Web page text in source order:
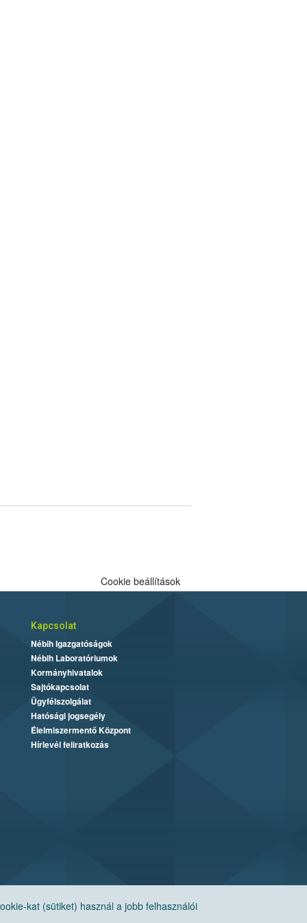
kat (sütiket) használ a jobb felhasználói
Cookie beállítások
Kapcsolat
Nébih Igazgatóságok
Nébih Laboratóriumok
Kormányhivatalok
Sajtókapcsolat
Ügyfélszolgálat
Hatósági jogsegély
Élelmiszermentő Központ
Hírlevél feliratkozás